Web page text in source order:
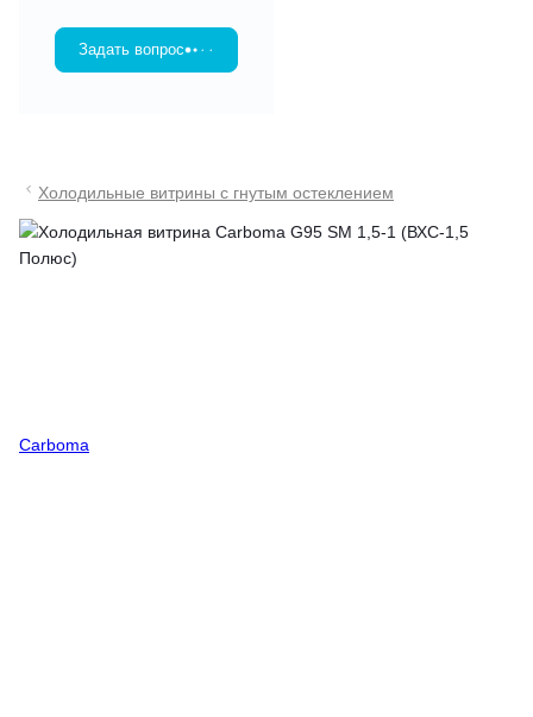
Задать вопрос
Холодильные витрины с гнутым остеклением
Carboma